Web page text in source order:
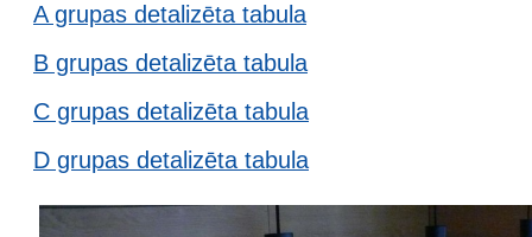
A grupas detalizēta tabula
B grupas detalizēta tabula
C grupas detalizēta tabula
D grupas detalizēta tabula